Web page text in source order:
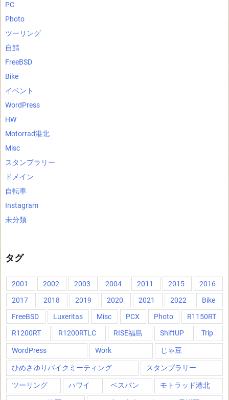
PC
Photo
ツーリング
自鯖
FreeBSD
Bike
イベント
WordPress
HW
Motorrad港北
Misc
スタンプラリー
ドメイン
自転車
Instagram
未分類
タグ
2001 2002 2003 2004 2011 2015
2016
2017
2018 2019 2020 2021 2022
Bike
FreeBSD
Luxeritas Misc PCX Photo
R1150RT
R1200RT
R1200RTLC RISE福島 ShiftUP Trip
WordPress Work じゃ豆
ひめさゆりバイクミーティング スタンプラリー
ツーリング ハワイ ベスパン モトラッド港北